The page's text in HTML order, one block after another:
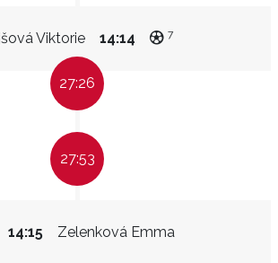
Viktorie 14:14 7
27:26
27:53
Zelenková Emma
14:15